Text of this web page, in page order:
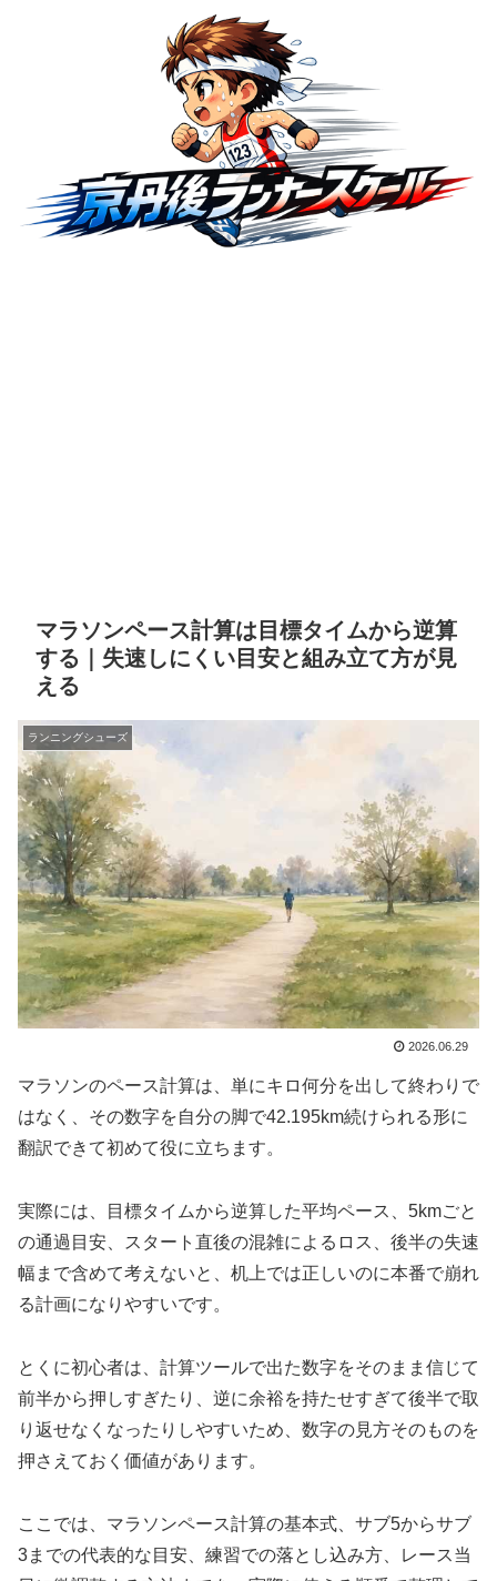
マラソンペース計算は目標タイムから逆算
する｜失速しにくい目安と組み立て方が見
える
ランニングシューズ
2026.06.29
マラソンのペース計算は、単にキロ何分を出して終わりで
はなく、その数字を自分の脚で42.195km続けられる形に
翻訳できて初めて役に立ちます。
実際には、目標タイムから逆算した平均ペース、5kmごと
の通過目安、スタート直後の混雑によるロス、後半の失速
幅まで含めて考えないと、机上では正しいのに本番で崩れ
る計画になりやすいです。
とくに初心者は、計算ツールで出た数字をそのまま信じて
前半から押しすぎたり、逆に余裕を持たせすぎて後半で取
り返せなくなったりしやすいため、数字の見方そのものを
押さえておく価値があります。
ここでは、マラソンペース計算の基本式、サブ5からサブ
3までの代表的な目安、練習での落とし込み方、レース当